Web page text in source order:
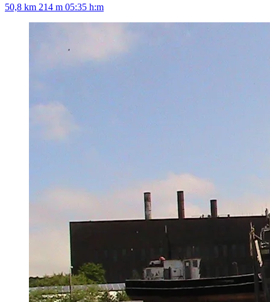
50,8 km 214 m 05:35 h:m